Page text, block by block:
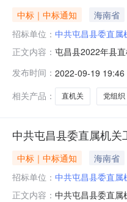
中标｜中标通知 海南省
招标单位： 中共屯昌县委直属
正文内容： 屯昌县2022年县
党组织书记党性
公开询价单位提出
发布时间： 2022-09-19 19:46
相关产品：
直机关 党组织
中共屯昌县委直属机
中标｜中标通知 海南省
招标单位： 中共屯昌县委直属
正文内容： 中共屯昌县委直